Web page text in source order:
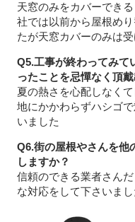
天窓のみをカバーでき
社では以前から屋根め
たが天窓カバーのみは受
Q5.工事が終わってみて
ったことを忌憚なく頂
夏の熱さを心配しなく
地にかかわらずハシゴ
いました
Q6.街の屋根やさんを他
しますか？
信頼のできる業者さん
な対応をして下さいまし